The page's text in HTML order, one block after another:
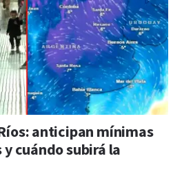
anticipan mínimas
cuándo subirá la